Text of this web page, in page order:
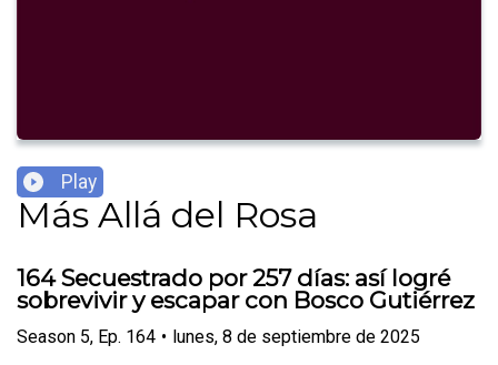
Play
Más Allá del Rosa
164 Secuestrado por 257 días: así logré
sobrevivir y escapar con Bosco Gutiérrez
Season 5, Ep. 164 • lunes, 8 de septiembre de 2025